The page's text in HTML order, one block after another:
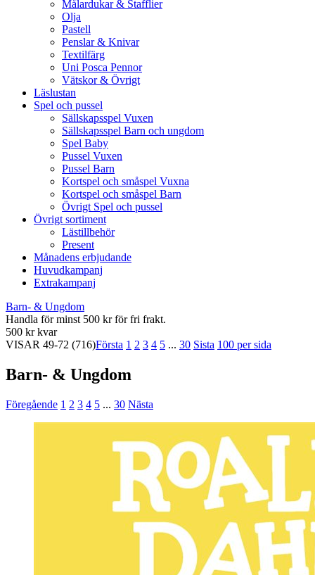
Målardukar & Stafflier
Olja
Pastell
Penslar & Knivar
Textilfärg
Uni Posca Pennor
Vätskor & Övrigt
Läslustan
Spel och pussel
Sällskapsspel Vuxen
Sällskapsspel Barn och ungdom
Spel Baby
Pussel Vuxen
Pussel Barn
Kortspel och småspel Vuxna
Kortspel och småspel Barn
Övrigt Spel och pussel
Övrigt sortiment
Lästillbehör
Present
Månadens erbjudande
Huvudkampanj
Extrakampanj
Barn- & Ungdom
Handla för minst 500 kr för fri frakt.
500 kr kvar
VISAR 49-72 (716)Första 1 2 3 4 5 ... 30 Sista 100 per sida
Barn- & Ungdom
Föregående 1 2 3 4 5 ... 30 Nästa